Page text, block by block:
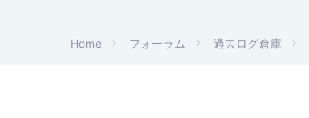
Home フォーラム 過去ログ倉庫